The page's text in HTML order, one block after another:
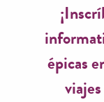
épicas